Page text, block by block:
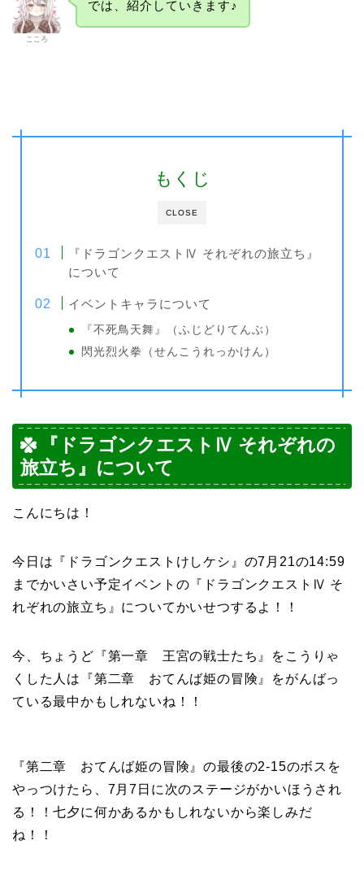
こころ
では、紹介していきます♪
CLOSE
もくじ
『ドラゴンクエストⅣ それぞれの旅立ち』
について
イベントキャラについて
『不死鳥天舞』（ふじどりてんぶ）
閃光烈火拳（せんこうれっかけん）
『ドラゴンクエストⅣ それぞれの
旅立ち』について
こんにちは！
今日は『ドラゴンクエストけしケシ』の7月21の14:59
までかいさい予定イベントの『ドラゴンクエストⅣ そ
れぞれの旅立ち』についてかいせつするよ！！
今、ちょうど『第一章 王宮の戦士たち』をこうりゃ
くした人は『第二章 おてんば姫の冒険』をがんばっ
ている最中かもしれないね！！
『第二章 おてんば姫の冒険』の最後の2-15のボスを
やっつけたら、7月7日に次のステージがかいほうされ
る！！七夕に何かあるかもしれないから楽しみだ
ね！！